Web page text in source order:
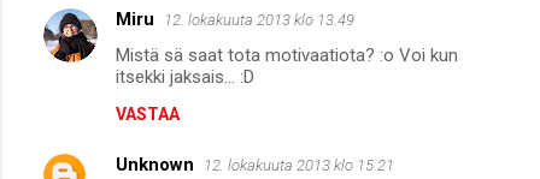
Miru 12. lokakuuta 2013 klo 13.49
Mistä sä saat tota motivaatiota? :o Voi kun
itsekki jaksais... :D
VASTAA
Unknown 12. lokakuuta 2013 klo 15.21